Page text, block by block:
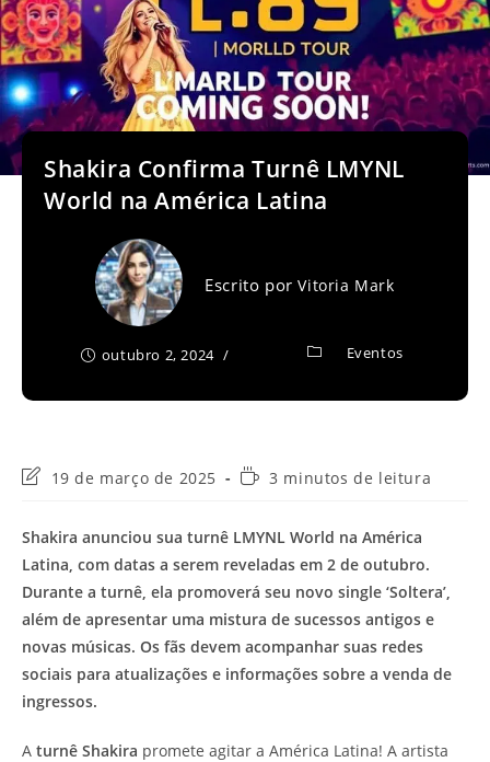
Shakira Confirma Turnê LMYNL
World na América Latina
Escrito porVitoria Mark
outubro 2, 2024 Eventos
Última
post:
19 de março de 2025
Tempo3 minutos de leitura
Shakira anunciou sua turnê LMYNL World na América
Latina, com datas a serem reveladas em 2 de outubro.
Durante a turnê, ela promoverá seu novo single ‘Soltera’,
além de apresentar uma mistura de sucessos antigos e
novas músicas. Os fãs devem acompanhar suas redes
sociais para atualizações e informações sobre a venda de
ingressos.
A turnê Shakira promete agitar a América Latina! A artista